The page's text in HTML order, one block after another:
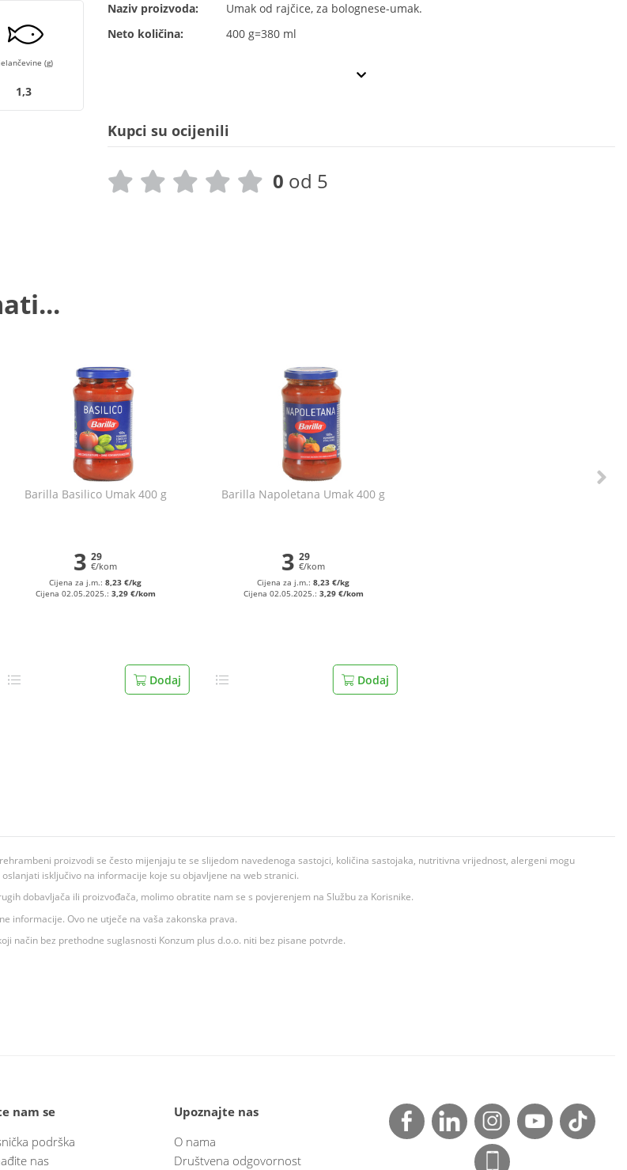
(g)
1,3
Naziv proizvoda:
Umak od rajčice, za bolognese-umak.
Neto količina:
400 g=380 ml
Kupci su ocijenili
0 od 5
Barilla Basilico Umak 400 g
3 29
€/kom
Cijena za j.m.:8,23 €/kg
Cijena 02.05.2025.: 3,29 €/kom
Dodaj
Barilla Napoletana Umak 400 g
3 29
€/kom
Cijena za j.m.:8,23 €/kg
Cijena 02.05.2025.: 3,29 €/kom
Dodaj
proizvodi se često mijenjaju te se slijedom navedenoga sastojci, količina sastojaka, nutritivna vrijednost, alergeni mogu
isključivo na informacije koje su objavljene na web stranici.
dobavljača ili proizvođača, molimo obratite nam se s povjerenjem na Službu za Korisnike.
informacije. Ovo ne utječe na vaša zakonska prava.
način bez prethodne suglasnosti Konzum plus d.o.o. niti bez pisane potvrde.
nam se
podrška
nas
Upoznajte nas
O nama
Društvena odgovornost